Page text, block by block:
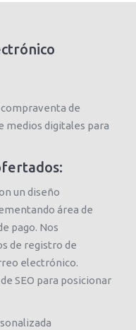
de
medios digitales para
un diseño
área de
pago. Nos
de registro de
electrónico.
SEO para posicionar